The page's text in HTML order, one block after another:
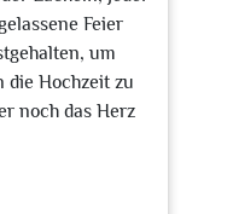
Feier
um
die Hochzeit zu
noch das Herz